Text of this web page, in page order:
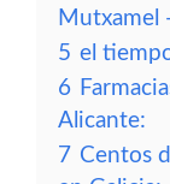
Mutxamel
5 el
6
Alicante:
7 Centos